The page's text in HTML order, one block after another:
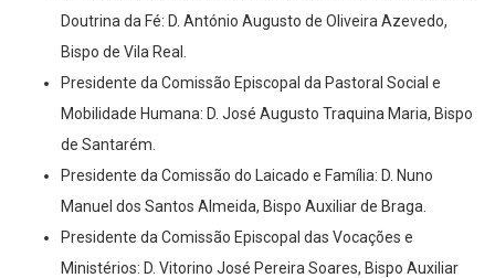
Doutrina da Fé: D. António Augusto de Oliveira Azevedo,
Bispo de Vila Real.
Presidente da Comissão Episcopal da Pastoral Social e
Mobilidade Humana: D. José Augusto Traquina Maria, Bispo
de Santarém.
Presidente da Comissão do Laicado e Família: D. Nuno
Manuel dos Santos Almeida, Bispo Auxiliar de Braga.
Presidente da Comissão Episcopal das Vocações e
Ministérios: D. Vitorino José Pereira Soares, Bispo Auxiliar